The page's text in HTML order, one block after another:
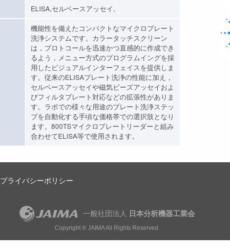
ELISA,セルベースアッセイ,
機能性を備えたコンパクトなマイクロプレート
洗浄システムです。カラータッチスクリーン
は，プロトコールを迅速かつ直感的に作成でき
るよう，メニュー方式のプログラムイングを採
用したビジュアルインターフェイスを提供しま
す。従来のELISAプレート洗浄の性能に加え，
セルベースアッセイや磁気ビーズアッセイおよ
びフィルタプレート対応などの拡張性がありま
す。ラボでの様々な用途のプレート洗浄ステッ
プを自動化する手頃な価格帯での選択肢となり
ます。800TSマイクロプレートリーダーと組み
合わせてELISA等で使用されます。
プライバシーポリシー
一般社団法人 日本分析機器工業会
Copyright ® JAIMA All Rights Reserved.